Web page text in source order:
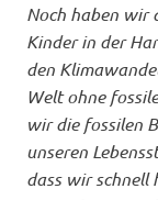
Noch haben wir
Kinder in der
den
Welt ohne
wir die fossilen
unseren
dass wir schnell